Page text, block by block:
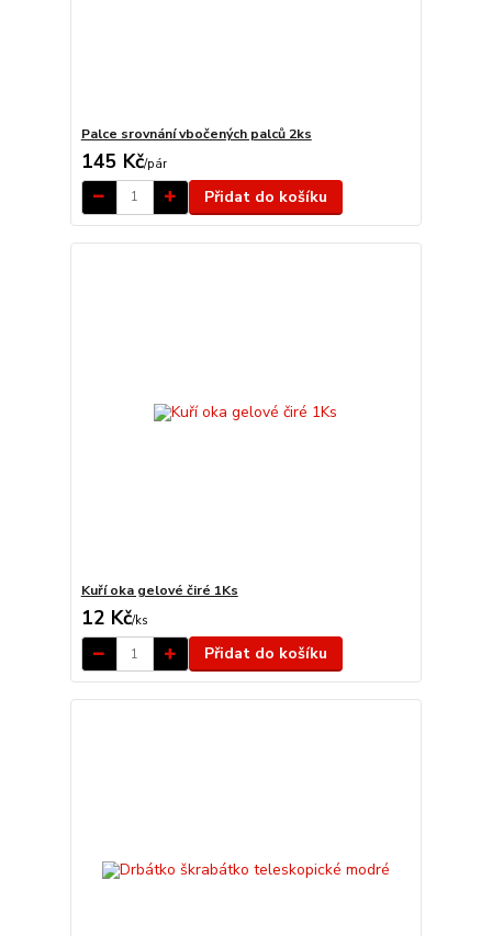
Palce srovnání vbočených palců 2ks
145 Kč/pár
Přidat do košíku
Kuří oka gelové čiré 1Ks
12 Kč/ks
Přidat do košíku